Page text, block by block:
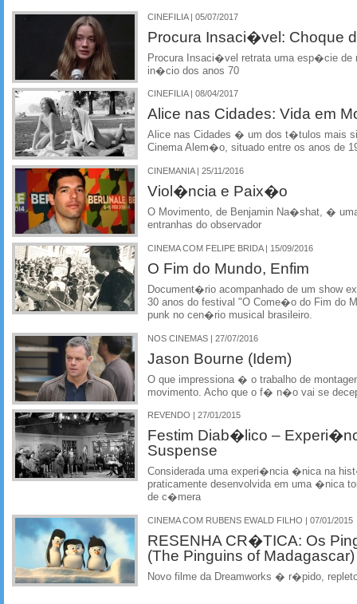
CINEFILIA | 05/07/2017
Procura Insaci�vel: Choque
Procura Insaci�vel retrata uma esp�cie de
in�cio dos anos 70
CINEFILIA | 08/04/2017
Alice nas Cidades: Vida em
Alice nas Cidades � um dos t�tulos mais
Cinema Alem�o, situado entre os anos de
CINEMANIA | 25/11/2016
Viol�ncia e Paix�o
O Movimento, de Benjamin Na�shat, �
entranhas do observador
CINEMA COM FELIPE BRIDA | 15/09/2016
O Fim do Mundo, Enfim
Document�rio acompanhado de um show
30 anos do festival "O Come�o do Fim do
punk no cen�rio musical brasileiro.
NOS CINEMAS | 27/07/2016
Jason Bourne (Idem)
O que impressiona � o trabalho de
movimento. Acho que o f� n�o vai se
REVENDO | 27/01/2015
Festim Diab�lico –
Suspense
Considerada uma experi�ncia �nica na
praticamente desenvolvida em uma �nica
de c�mera
CINEMA COM RUBENS EWALD FILHO | 07/01/2015
RESENHA CR�TICA: Os
(The Pinguins of Madagascar)
Novo filme da Dreamworks � r�pido,